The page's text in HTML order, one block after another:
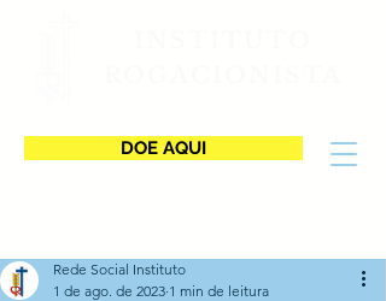
DOE AQUI
Rede Social Instituto
1 de ago. de 2023 1 min de leitura